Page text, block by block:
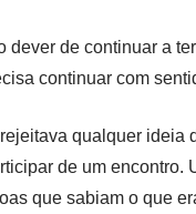
dever de continuar a
continuar com
qualquer ideia
de um encontro.
que sabiam o que